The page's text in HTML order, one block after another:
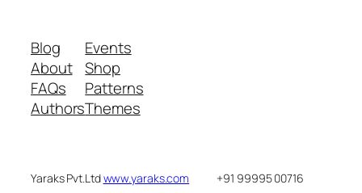
Blog
About
FAQs
Authors
Events
Shop
Patterns
Themes
Yaraks Pvt.Ltdwww.yaraks.com +91 99995 00716